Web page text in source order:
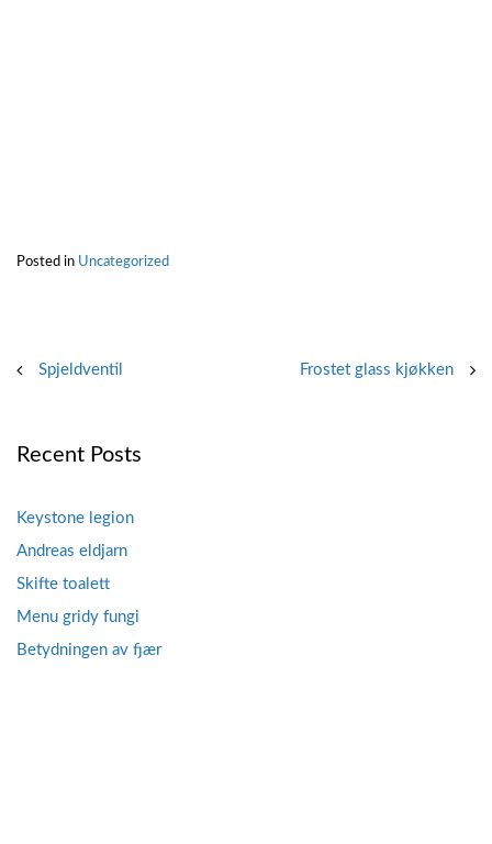
Posted in Uncategorized
Post
Spjeldventil Frostet glass kjøkken
Recent Posts
Keystone legion
Andreas eldjarn
Skifte toalett
Menu gridy fungi
Betydningen av fjær